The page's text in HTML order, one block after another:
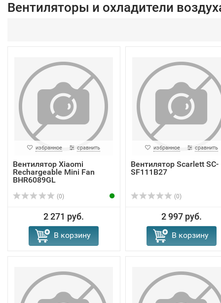
Вентиляторы и охладители
избранное сравнить
Вентилятор Xiaomi
Rechargeable Mini Fan
BHR6089GL
(0)
2 271 руб.
В корзину
избранное сравнить
Вентилятор Scarlett SC-
SF111B27
(0)
2 997 руб.
В корзину